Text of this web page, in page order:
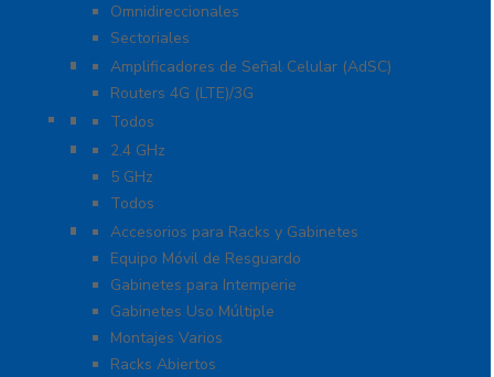
Omnidireccionales
Sectoriales
Cobertura para Celular 4G LTE, 3G y Voz
Amplificadores de Señal Celular (AdSC)
Routers 4G (LTE)/3G
Enlaces de Backhaul
Todos
Enlaces PtP y PtMP
2.4 GHz
5 GHz
Todos
Racks y Gabinetes
Accesorios para Racks y Gabinetes
Equipo Móvil de Resguardo
Gabinetes para Intemperie
Gabinetes Uso Múltiple
Montajes Varios
Racks Abiertos